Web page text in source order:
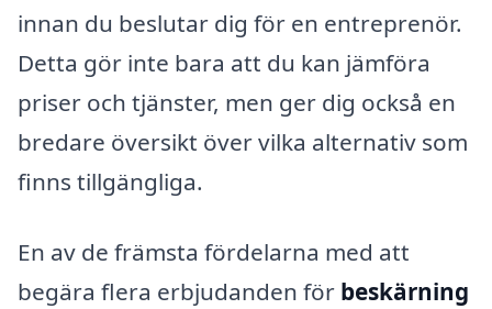
innan du beslutar dig för en entreprenör.
Detta gör inte bara att du kan jämföra
priser och tjänster, men ger dig också en
bredare översikt över vilka alternativ som
finns tillgängliga.
En av de främsta fördelarna med att
begära flera erbjudanden för beskärning